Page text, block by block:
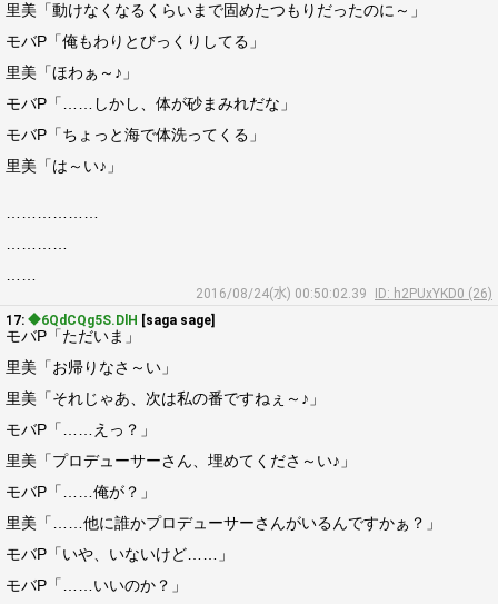
里美「動けなくなるくらいまで固めたつもりだったのに～」
モバP「俺もわりとびっくりしてる」
里美「ほわぁ～♪」
モバP「……しかし、体が砂まみれだな」
モバP「ちょっと海で体洗ってくる」
里美「は～い♪」
2016/08/24(水) 00:50:02.39
ID: h2PUxYKD0 (26)
17: ◆6QdCQg5S.DlH [saga sage]
モバP「ただいま」
里美「お帰りなさ～い」
里美「それじゃあ、次は私の番ですねぇ～♪」
モバP「……えっ？」
里美「プロデューサーさん、埋めてくださ～い♪」
モバP「……俺が？」
里美「……他に誰かプロデューサーさんがいるんですかぁ？」
モバP「いや、いないけど……」
モバP「……いいのか？」